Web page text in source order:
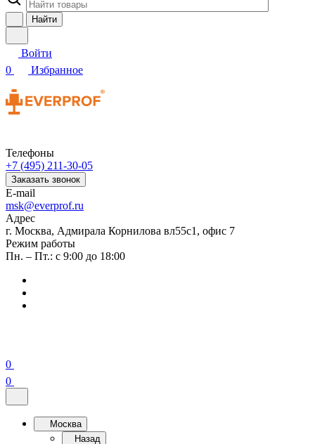
Найти
Войти
0
Избранное
Телефоны
+7 (495) 211-30-05
Заказать звонок
E-mail
msk@everprof.ru
Адрес
г. Москва, Адмирала Корнилова вл55с1, офис 7
Режим работы
Пн. – Пт.: с 9:00 до 18:00
0
0
Москва
Назад